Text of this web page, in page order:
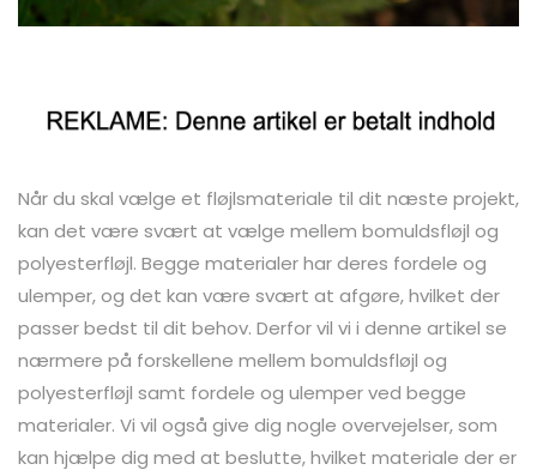
Når du skal vælge et fløjlsmateriale til dit næste projekt,
kan det være svært at vælge mellem bomuldsfløjl og
polyesterfløjl. Begge materialer har deres fordele og
ulemper, og det kan være svært at afgøre, hvilket der
passer bedst til dit behov. Derfor vil vi i denne artikel se
nærmere på forskellene mellem bomuldsfløjl og
polyesterfløjl samt fordele og ulemper ved begge
materialer. Vi vil også give dig nogle overvejelser, som
kan hjælpe dig med at beslutte, hvilket materiale der er